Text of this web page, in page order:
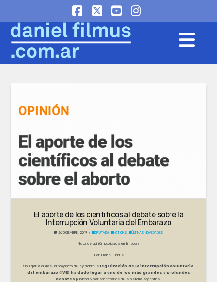
Facebook
X YouTube
Instagram
El aporte de los científicos al debate sobre la
Interrupción Voluntaria del Embarazo
26 DICIEMBRE, 2019 DIPUTADO, NOTICIAS, ÚLTIMAS NOVEDADES
Nota de opinión publicada en Infobae
Por Daniel Filmus
Sin lugar a dudas, el proyecto de ley sobre la legalización de la interrupción voluntaria
del embarazo (IVE) ha dado lugar a uno de los más grandes y profundos
debates públicos y parlamentarios de la historia argentina.